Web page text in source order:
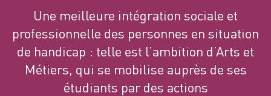
Une meilleure intégration sociale et
professionnelle des personnes en situation
de handicap : telle est l’ambition d’Arts et
Métiers, qui se mobilise auprès de ses
étudiants par des actions